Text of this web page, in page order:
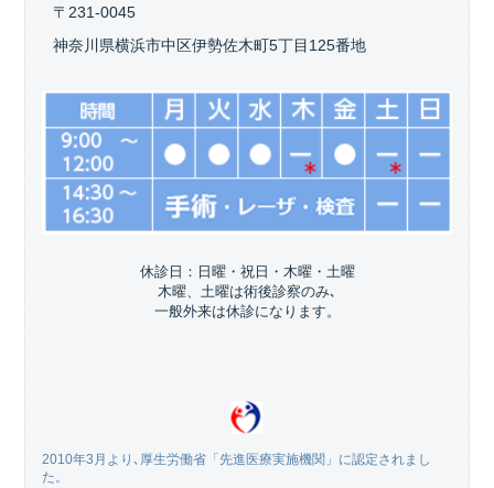
〒231-0045
神奈川県横浜市中区伊勢佐木町5丁目125番地
休診日：日曜・祝日・木曜・土曜
木曜、土曜は術後診察のみ､
一般外来は休診になります。
2010年3月より､厚生労働省「先進医療実施機関」に認定されまし
た。